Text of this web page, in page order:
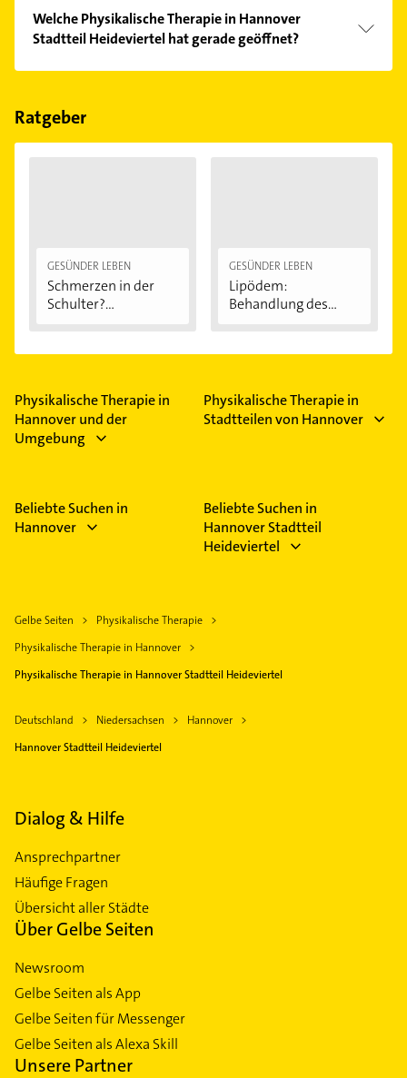
Kundenmeinungen und profitieren Sie von den
Empfehlungen. Die Suchergebnisse können Sie sich
einfach nachBewertungensortiert anzeigen lassen.
Welche Physikalische Therapie in Hannover
Stadtteil Heideviertel hat gerade geöffnet?
Im Anbieter-Bereich finden Sie alleÖffnungszeiten.
Feiertagen abweichen können.
Ratgeber
GESÜNDER LEBEN
Schmerzen in der
Schulter?
GESÜNDER LEBEN
Lipödem:
Behandlung des
Physikalische Therapie in
Hannover und der
Umgebung
Physikalische Therapie in
Stadtteilen von Hannover
Beliebte Suchen in
Hannover
Beliebte Suchen in
Hannover Stadtteil
Heideviertel
Gelbe Seiten
Physikalische Therapie
Physikalische Therapie in Hannover
Physikalische Therapie in Hannover Stadtteil Heideviertel
Deutschland Niedersachsen
Hannover
Hannover Stadtteil Heideviertel
Dialog & Hilfe
Ansprechpartner
Häufige Fragen
Übersicht aller Städte
Über Gelbe Seiten
Newsroom
Gelbe Seiten als App
Gelbe Seiten für Messenger
Gelbe Seiten als Alexa Skill
Unsere Partner